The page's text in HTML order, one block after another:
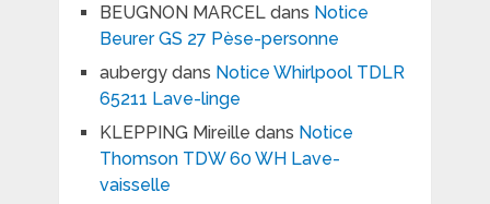
BEUGNON MARCELdans Notice
Beurer GS 27 Pèse-personne
aubergydans Notice Whirlpool TDLR
65211 Lave-linge
KLEPPING Mireille dans Notice
Thomson TDW 60 WH Lave-
vaisselle